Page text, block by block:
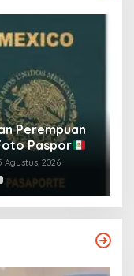
Perempuan
Paspor
Agustus, 2026